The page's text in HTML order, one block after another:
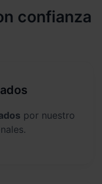
confianza
por nuestro